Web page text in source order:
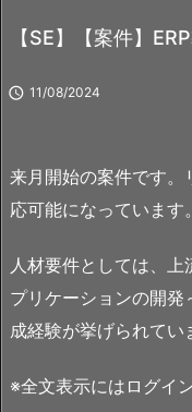
【SE】【案件】
 11/08/2024
来月開始の案件です。
応可能になっています。
人材要件としては、
プリケーションの開
成経験が挙げられてい
※全文表示にはログイ